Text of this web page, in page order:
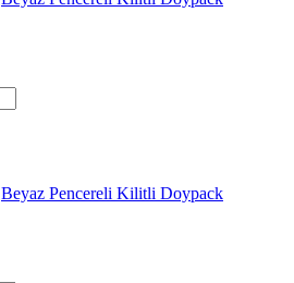
Beyaz Pencereli Kilitli Doypack